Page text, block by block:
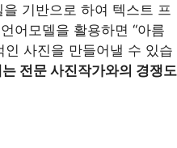
기반으로 하여 텍스트 프
어모델을 활용하면 “아름
사진을 만들어낼 수 있습
전문 사진작가와의 경쟁도